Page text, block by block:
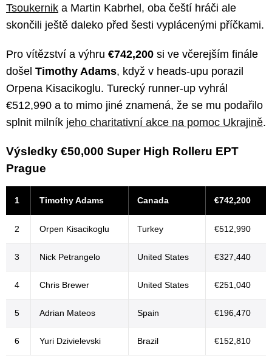
Tsoukernik a Martin Kabrhel, oba čeští hráči ale
skončili ještě daleko před šesti vyplácenými příčkami.
Pro vítězství a výhru €742,200 si ve včerejším finále
došel Timothy Adams, když v heads-upu porazil
Orpena Kisacikoglu. Turecký runner-up vyhrál
€512,990 a to mimo jiné znamená, že se mu podařilo
splnit milník jeho charitativní akce na pomoc Ukrajině.
Výsledky €50,000 Super High Rolleru EPT
Prague
1 Timothy Adams Canada €742,200
2 Orpen Kisacikoglu Turkey €512,990
3 Nick Petrangelo United States €327,440
4 Chris Brewer United States €251,040
5 Adrian Mateos Spain €196,470
6 Yuri Dzivielevski Brazil €152,810